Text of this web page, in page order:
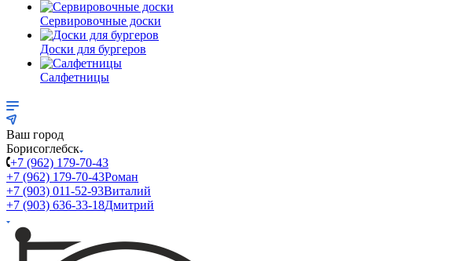
Сервировочные доски
Доски для бургеров
Салфетницы
Ваш город
Борисоглебск
+7 (962) 179-70-43
+7 (962) 179-70-43Роман
+7 (903) 011-52-93Виталий
+7 (903) 636-33-18Дмитрий